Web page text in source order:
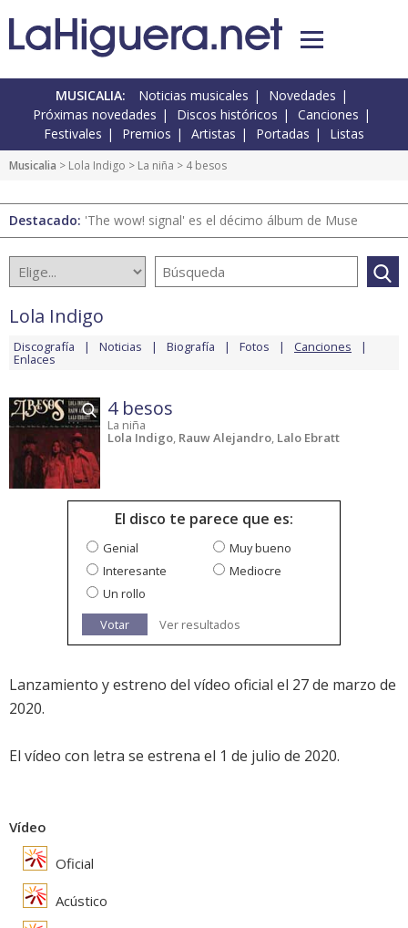
MUSICALIA: Noticias musicales
Novedades
Próximas novedades
Discos históricos
Canciones
Festivales
Premios Artistas Portadas Listas
Musicalia > Lola Indigo > La niña > 4 besos
Destacado: 'The wow! signal' es el décimo álbum de Muse
Lola Indigo
Discografía Noticias Biografía Fotos Canciones
Enlaces
4 besos
La niña
Lola Indigo, Rauw Alejandro, Lalo Ebratt
El disco te parece que es:
Genial
Muy bueno
Interesante
Mediocre
Un rollo
Votar
Ver resultados
Lanzamiento y estreno del vídeo oficial el 27 de marzo de
2020.
El vídeo con letra se estrena el 1 de julio de 2020.
Vídeo
Oficial
Acústico